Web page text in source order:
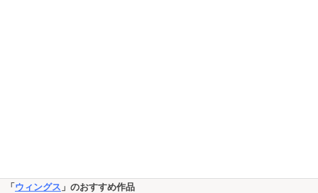
「ウィングス 」のおすすめ作品